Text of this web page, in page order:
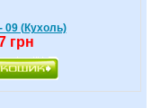
09 (Кухоль)
грн